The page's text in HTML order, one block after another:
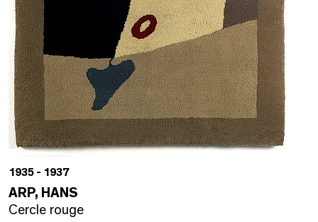
1935 - 1937
ARP, HANS
Cercle rouge